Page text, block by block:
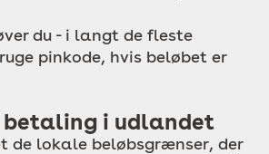
du - i langt de fleste
pinkode, hvis beløbet er
i udlandet
de lokale beløbsgrænser, der